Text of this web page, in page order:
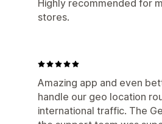
Highly recommended for
stores.
Amazing app and even
handle our geo location
international traffic. The